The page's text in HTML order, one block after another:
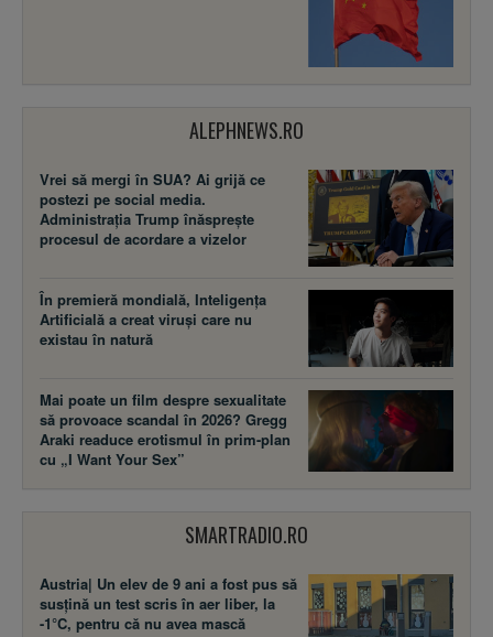
ALEPHNEWS.RO
Vrei să mergi în SUA? Ai grijă ce
postezi pe social media.
Administrația Trump înăsprește
procesul de acordare a vizelor
În premieră mondială, Inteligența
Artificială a creat viruși care nu
existau în natură
Mai poate un film despre sexualitate
să provoace scandal în 2026? Gregg
Araki readuce erotismul în prim-plan
cu „I Want Your Sex”
SMARTRADIO.RO
Austria| Un elev de 9 ani a fost pus să
susţină un test scris în aer liber, la
-1°C, pentru că nu avea mască